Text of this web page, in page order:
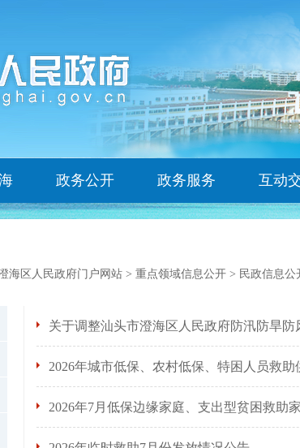
政务公开 政务服务 互动
海区人民政府门户网站 > 重点领域信息公开 > 民政信息公
关于调整汕头市澄海区人民政府防汛防旱
2026年城市低保、农村低保、特困人员救
2026年7月低保边缘家庭、支出型贫困救助